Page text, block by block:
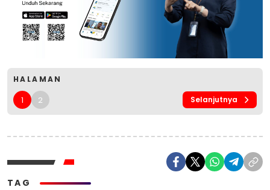
HALAMAN
1 2 Selanjutnya
TAG